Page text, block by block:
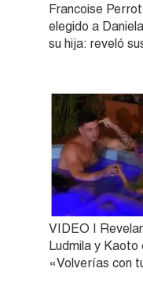
Francoise
elegido a
su hija: reveló
VIDEO |
Ludmila y Kaoto
«Volverías con